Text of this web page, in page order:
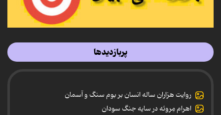
پربازدیدها
روایت هزاران ساله انسان بر بوم سنگ و آسمان
اهرام مِروئه در سایه جنگ سودان